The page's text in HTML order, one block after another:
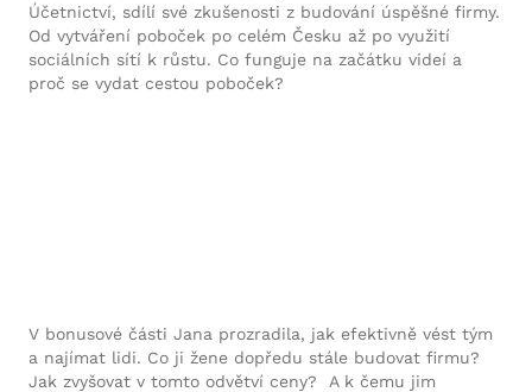
Účetnictví, sdílí své zkušenosti z budování úspěšné firmy.
Od vytváření poboček po celém Česku až po využití
sociálních sítí k růstu. Co funguje na začátku videí a
proč se vydat cestou poboček?
V bonusové části Jana prozradila, jak efektivně vést tým
a najímat lidi. Co ji žene dopředu stále budovat firmu?
Jak zvyšovat v tomto odvětví ceny? A k čemu jim